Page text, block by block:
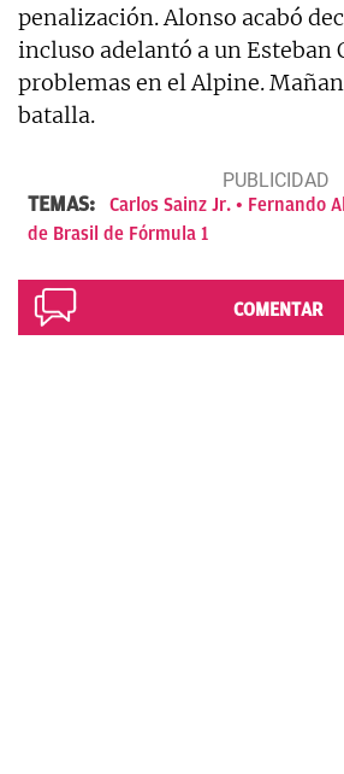
penalización. Alonso acabó
incluso adelantó a un Esteban
problemas en el Alpine.
batalla.
TEMAS: Carlos Sainz Jr. Fernando
de Brasil de Fórmula 1
COMENTAR